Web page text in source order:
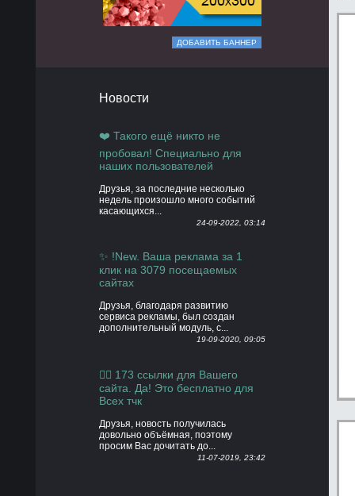
ДОБАВИТЬ БАННЕР
Новости
❤️ Такого ещё никто не
пробовал! Специально для
наших пользователей
Друзья, за последние несколько
недель произошло много событий
касающихся...
24-09-2022, 03:14
✨ !New. Ваша реклама за 1
клик на 3079 посещаемых
сайтах
Друзья, благодаря развитию
сервиса рекламы, был создан
дополнительный модуль, с...
19-09-2020, 09:05
👍🏻 173 ссылки для Вашего
сайта. Да! Это бесплатно для
Всех тчк
Друзья, новость получилась
довольно объёмная, поэтому
просим Вас дочитать до...
11-07-2019, 23:42